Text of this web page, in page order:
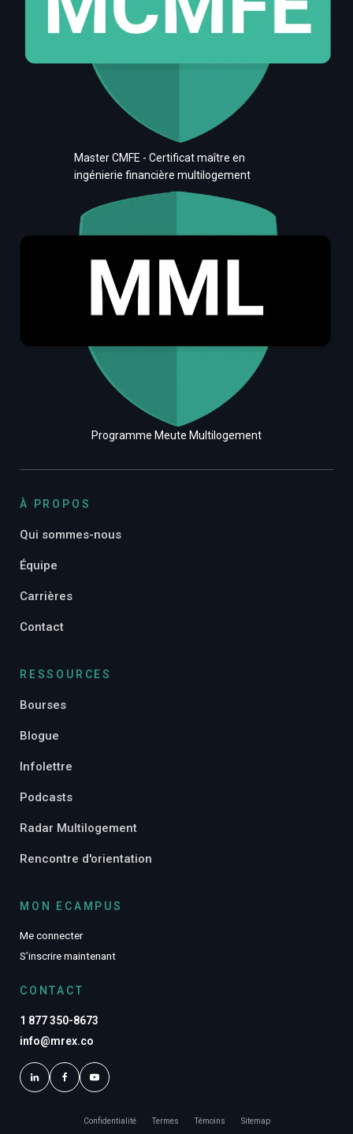
Master CMFE - Certificat maître en
ingénierie financière multilogement
Programme Meute Multilogement
À PROPOS
Qui sommes-nous
Équipe
Carrières
Contact
RESSOURCES
Bourses
Blogue
Infolettre
Podcasts
Radar Multilogement
Rencontre d'orientation
MON ECAMPUS
Me connecter
S’inscrire maintenant
CONTACT
1 877 350-8673
info@mrex.co
Confidentialité Termes Témoins Sitemap